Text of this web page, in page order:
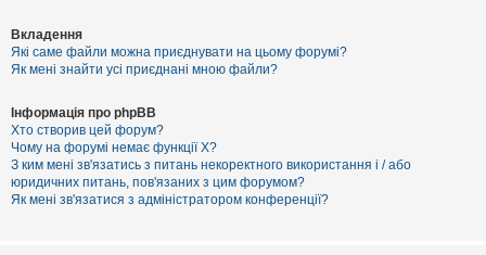
Вкладення
Які саме файли можна приєднувати на цьому форумі?
Як мені знайти усі приєднані мною файли?
Інформація про phpBB
Хто створив цей форум?
Чому на форумі немає функції X?
З ким мені зв'язатись з питань некоректного використання і / або
юридичних питань, пов'язаних з цим форумом?
Як мені зв'язатися з адміністратором конференції?